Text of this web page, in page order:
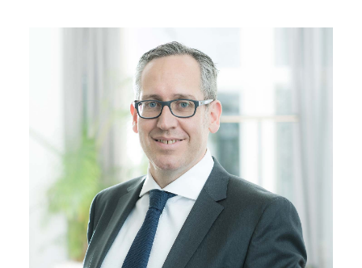
SEARCH